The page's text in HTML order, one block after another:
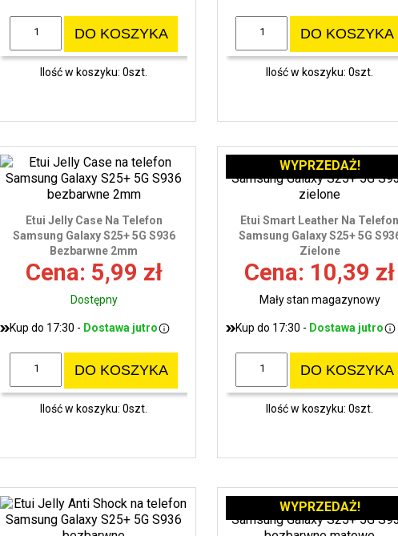
DO KOSZYKA
Ilość w koszyku: 0szt.
DO KOSZYKA
Ilość w koszyku: 0szt.
Etui Jelly Case Na Telefon
Samsung Galaxy S25+ 5G S936
Bezbarwne 2mm
Cena: 5,99 zł
Dostępny
Kup do 17:30 - Dostawa jutro
DO KOSZYKA
Ilość w koszyku: 0szt.
Etui Smart Leather Na Telefon
Samsung Galaxy S25+ 5G
Zielone
Cena: 10,39 zł
Mały stan magazynowy
Kup do 17:30 - Dostawa jutro
DO KOSZYKA
Ilość w koszyku: 0szt.
WYPRZEDAŻ!
WYPRZEDAŻ!